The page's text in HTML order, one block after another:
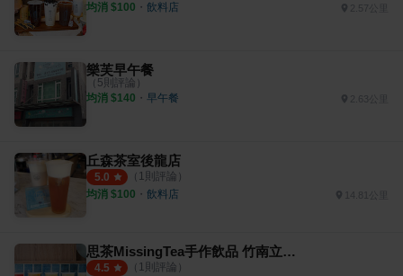
均消 $100 ・ 飲料店 2.57公里
樂芙早午餐
（ 5則評論）
均消 $140 ・ 早午餐
丘森茶室後龍店
5.0 （ 1則評論）
均消 $100 ・ 飲料店 14.81公里
思茶MissingTea手作飲品 竹南立達店
4.5 （ 1則評論）